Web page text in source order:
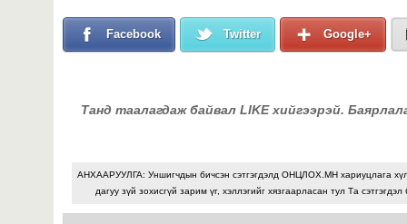
Facebook Twitter Google+
Танд таалагдаж байвал LIKE хийгээрэй.
АНХААРУУЛГА: Уншигчдын бичсэн сэтгэгдэлд ОНЦЛОХ.МН хариуцлага
дагуу зүй зохисгүй зарим үг, хэллэгийг хязгаарласан тул Та